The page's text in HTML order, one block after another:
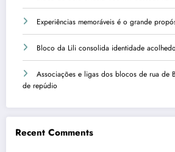
Experiências memoráveis é o grande
Bloco da Lili consolida identidade
Associações e ligas dos blocos de rua de
de repúdio
Recent Comments